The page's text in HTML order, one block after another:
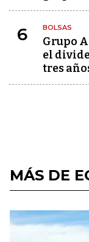
6 BOLSAS
Grupo
el
tres
MÁS DE